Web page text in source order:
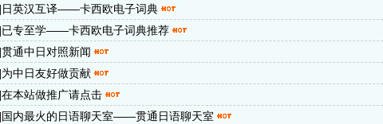
日英汉互译——卡西欧电子词典
已专至学——卡西欧电子词典推荐
贯通中日对照新闻
为中日友好做贡献
在本站做推广请点击
国内最火的日语聊天室——贯通日语聊天室